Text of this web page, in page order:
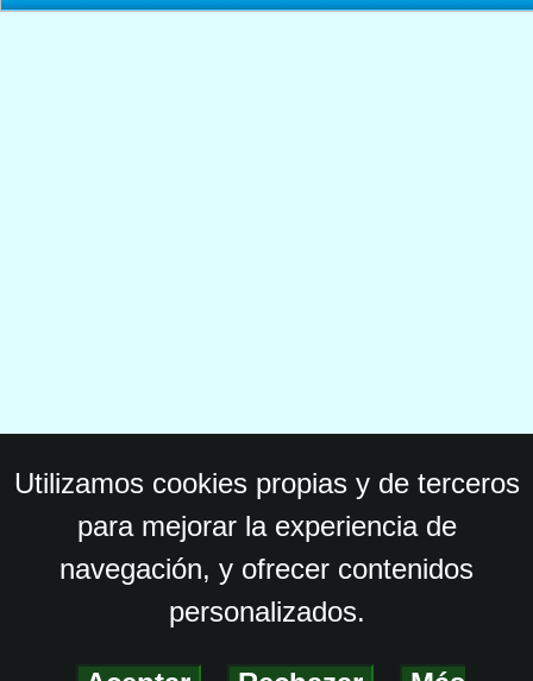
Utilizamos cookies propias y de terceros
para mejorar la experiencia de
navegación, y ofrecer contenidos
personalizados.